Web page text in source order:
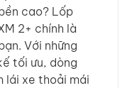
cao? Lốp
2+ chính là
Với những
tối ưu, dòng
lái xe thoải mái